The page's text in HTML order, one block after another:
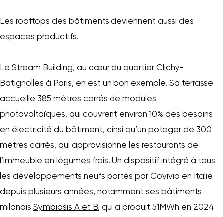
Les rooftops des bâtiments deviennent aussi des
espaces productifs.
Le Stream Building, au cœur du quartier Clichy-
Batignolles à Paris, en est un bon exemple. Sa terrasse
accueille 385 mètres carrés de modules
photovoltaïques, qui couvrent environ 10% des besoins
en électricité du bâtiment, ainsi qu’un potager de 300
mètres carrés, qui approvisionne les restaurants de
l’immeuble en légumes frais. Un dispositif intégré à tous
les développements neufs portés par Covivio en Italie
depuis plusieurs années, notamment ses bâtiments
milanais Symbiosis A et B, qui a produit 51MWh en 2024